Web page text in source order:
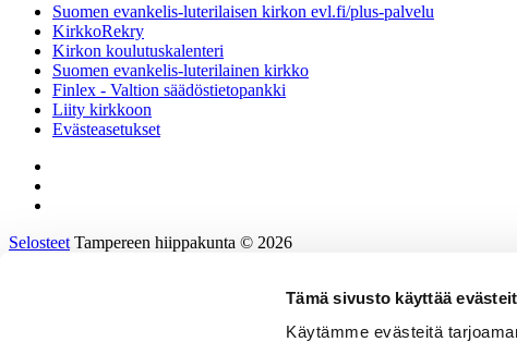
Tämä sivusto käyttää
Käytämme evästeitä
Suomen evankelis-luterilaisen kirkon evl.fi/plus-palvelu
KirkkoRekry
Kirkon koulutuskalenteri
Suomen evankelis-luterilainen kirkko
Finlex - Valtion säädöstietopankki
Liity kirkkoon
Evästeasetukset
Selosteet Tampereen hiippakunta © 2026